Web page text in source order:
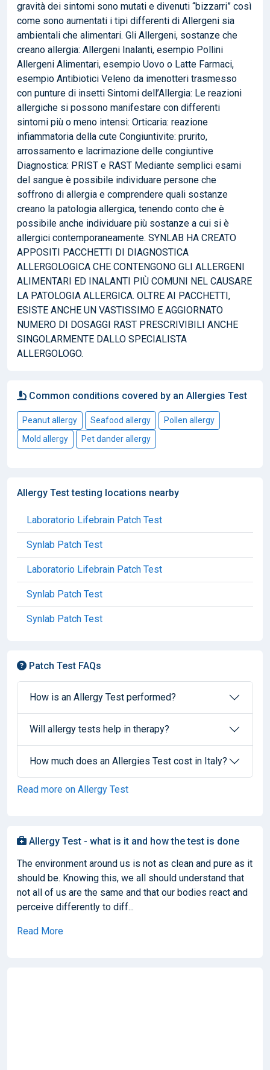
gravità dei sintomi sono mutati e divenuti “bizzarri” così
come sono aumentati i tipi differenti di Allergeni sia
ambientali che alimentari. Gli Allergeni, sostanze che
creano allergia: Allergeni Inalanti, esempio Pollini
Allergeni Alimentari, esempio Uovo o Latte Farmaci,
esempio Antibiotici Veleno da imenotteri trasmesso
con punture di insetti Sintomi dell’Allergia: Le reazioni
allergiche si possono manifestare con differenti
sintomi più o meno intensi: Orticaria: reazione
infiammatoria della cute Congiuntivite: prurito,
arrossamento e lacrimazione delle congiuntive
Diagnostica: PRIST e RAST Mediante semplici esami
del sangue è possibile individuare persone che
soffrono di allergia e comprendere quali sostanze
creano la patologia allergica, tenendo conto che è
possibile anche individuare più sostanze a cui si è
allergici contemporaneamente. SYNLAB HA CREATO
APPOSITI PACCHETTI DI DIAGNOSTICA
ALLERGOLOGICA CHE CONTENGONO GLI ALLERGENI
ALIMENTARI ED INALANTI PIÙ COMUNI NEL CAUSARE
LA PATOLOGIA ALLERGICA. OLTRE AI PACCHETTI,
ESISTE ANCHE UN VASTISSIMO E AGGIORNATO
NUMERO DI DOSAGGI RAST PRESCRIVIBILI ANCHE
SINGOLARMENTE DALLO SPECIALISTA
ALLERGOLOGO.
Common conditions covered by an Allergies Test
Peanut allergy Seafood allergy
Pollen allergy
Mold allergy
Pet dander allergy
Allergy Test testing locations nearby
Laboratorio Lifebrain Patch Test
Synlab Patch Test
Laboratorio Lifebrain Patch Test
Synlab Patch Test
Synlab Patch Test
Patch Test FAQs
How is an Allergy Test performed?
Will allergy tests help in therapy?
How much does an Allergies Test cost in Italy?
Read more on Allergy Test
Allergy Test - what is it and how the test is done
The environment around us is not as clean and pure as it
should be. Knowing this, we all should understand that
not all of us are the same and that our bodies react and
perceive differently to diff...
Read More